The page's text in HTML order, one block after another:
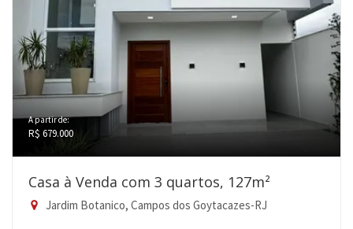
A partir de:
R$ 679.000
Casa à Venda com 3 quartos, 127m²
Jardim Botanico, Campos dos Goytacazes-RJ